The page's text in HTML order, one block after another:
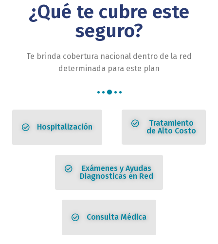
¿Qué te cubre este
seguro?
Te brinda cobertura nacional dentro de la red
determinada para este plan
Hospitalización
Tratamiento
de Alto Costo
Exámenes y Ayudas
Diagnosticas en Red
Consulta Médica